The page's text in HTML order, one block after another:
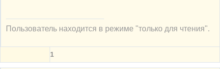
Пользователь находится в режиме "только для чтения".
1